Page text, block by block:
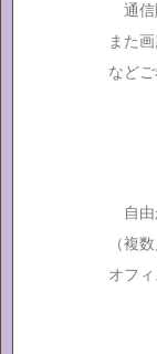
通信
また
など
自由
（複
オフ